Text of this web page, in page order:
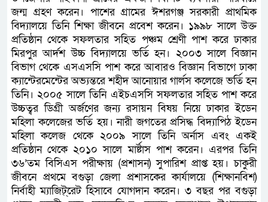
জন্ম গ্রহণ করেন। পাশের গ্রামের ঈশরগঞ্জ সরকারী প্রাথমিক
বিদ্যালয়ে তিনি শিক্ষা জীবনে প্রবেশ করেন। ১৯৯৮ সালে উক্ত
প্রতিষ্ঠান থেকে সফলতার সহিত পঞ্চম শ্রেণী পাশ করে ঢাকার
মিরপুর আর্দশ উচ্চ বিদ্যালয়ে ভর্তি হন। ২০০৩ সালে বিজ্ঞান
বিভাগ থেকে এসএসসি পাশ করে আবারও বিজ্ঞান বিভাগে ঢাকা
ক্যান্টেরমেন্টের অভ্যন্তরে শহীদ আনোয়ার গার্লস কলেজে ভর্তি হন
তিনি। ২০০৫ সালে তিনি এইচএসসি সফলতার সহিত পাশ করে
উচ্চত্বর ডিগ্রী অর্জণের জন্য রসায়ন বিষয় নিয়ে ঢাকার ইডেন
মহিলা কলেজের ভর্তি হয়। নারী জগতের প্রসিদ্ধ বিদ্যাপিঠ ইডেন
মহিলা কলেজ থেকে ২০০৯ সালে তিনি অর্নাস এবং একই
প্রতিষ্ঠান থেকে ২০১০ সালে মার্ষ্টাস পাশ করেন। এরপর তিনি
৩৬’তম বিসিএস পরীক্ষায় (প্রশাসন) সুপারিশ প্রাপ্ত হয়। চাকুরী
জীবনে প্রথমে বগুড়া জেলা প্রশাসকের কার্যালয়ে (শিক্ষানবিশ)
নির্বাহী ম্যাজিট্্েরট হিসাবে যোগদান করেন। ৩ বছর পর বগুড়া